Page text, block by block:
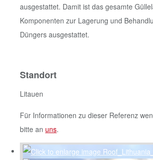
ausgestattet. Damit ist das gesamte
Komponenten zur Lagerung und
Düngers ausgestattet.
Standort
Litauen
Für Informationen zu dieser Referenz
bitte an uns.